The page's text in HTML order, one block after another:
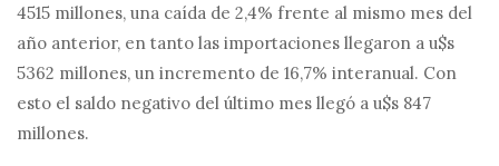
4515 millones, una caída de 2,4% frente al mismo mes del
año anterior, en tanto las importaciones llegaron a u$s
5362 millones, un incremento de 16,7% interanual. Con
esto el saldo negativo del último mes llegó a u$s 847
millones.